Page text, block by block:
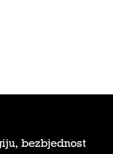
bezbjednost